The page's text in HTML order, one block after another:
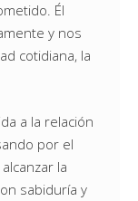
Él
y nos
cotidiana, la
a la relación
por el
la
sabiduría y